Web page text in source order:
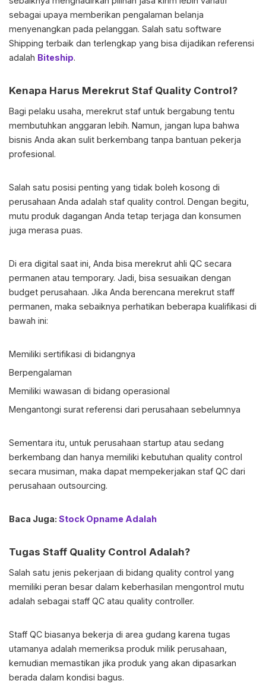
sebagai upaya memberikan pengalaman belanja
menyenangkan pada pelanggan. Salah satu software
Shipping terbaik dan terlengkap yang bisa dijadikan referensi
adalah Biteship.
Kenapa Harus Merekrut Staf Quality Control?
Bagi pelaku usaha, merekrut staf untuk bergabung tentu
membutuhkan anggaran lebih. Namun, jangan lupa bahwa
bisnis Anda akan sulit berkembang tanpa bantuan pekerja
profesional.
Salah satu posisi penting yang tidak boleh kosong di
perusahaan Anda adalah staf quality control. Dengan begitu,
mutu produk dagangan Anda tetap terjaga dan konsumen
juga merasa puas.
Di era digital saat ini, Anda bisa merekrut ahli QC secara
permanen atau temporary. Jadi, bisa sesuaikan dengan
budget perusahaan. Jika Anda berencana merekrut staff
permanen, maka sebaiknya perhatikan beberapa kualifikasi di
bawah ini:
Memiliki sertifikasi di bidangnya
Berpengalaman
Memiliki wawasan di bidang operasional
Mengantongi surat referensi dari perusahaan sebelumnya
Sementara itu, untuk perusahaan startup atau sedang
berkembang dan hanya memiliki kebutuhan quality control
secara musiman, maka dapat mempekerjakan staf QC dari
perusahaan outsourcing.
Baca Juga: Stock Opname Adalah
Tugas Staff Quality Control Adalah?
Salah satu jenis pekerjaan di bidang quality control yang
memiliki peran besar dalam keberhasilan mengontrol mutu
adalah sebagai staff QC atau quality controller.
Staff QC biasanya bekerja di area gudang karena tugas
utamanya adalah memeriksa produk milik perusahaan,
kemudian memastikan jika produk yang akan dipasarkan
berada dalam kondisi bagus.